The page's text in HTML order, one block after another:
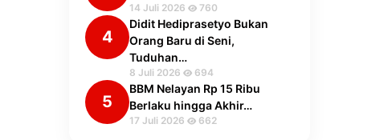
14 Juli 2026 760
4
Didit Hediprasetyo Bukan
Orang Baru di Seni,
Tuduhan…
8 Juli 2026 694
5
BBM Nelayan Rp 15 Ribu
Berlaku hingga Akhir…
17 Juli 2026 662